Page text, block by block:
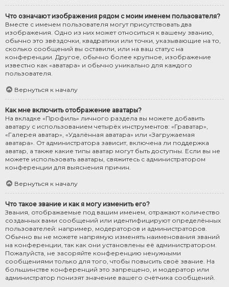
Что означают изображения рядом с моим именем пользователя?
Вместе с именем пользователя могут присутствовать два
изображения. Одно из них может относиться к вашему званию,
обычно это звёздочки, квадратики или точки, указывающие на то,
сколько сообщений вы оставили, или на ваш статус на
конференции. Другое, обычно более крупное, изображение
известно как «аватара» и обычно уникально для каждого
пользователя.
Вернуться к началу
Как мне включить отображение аватары?
На вкладке «Профиль» личного раздела вы можете добавить
аватару с использованием четырёх инструментов: «Граватар»,
«Галерея аватар», «Удалённая аватара» или «Загружаемая
аватара». От администратора зависит, включена ли поддержка
аватар, а также какие типы аватар могут быть доступны. Если вы не
можете использовать аватары, свяжитесь с администратором
конференции для выяснения причин.
Вернуться к началу
Что такое звание и как я могу изменить его?
Звания, отображаемые под вашим именем, отражают количество
созданных вами сообщений или идентифицируют определённых
пользователей: например, модераторов и администраторов.
Обычно вы не можете напрямую изменять наименования званий
на конференции, так как они установлены её администратором.
Пожалуйста, не засоряйте конференцию ненужными
сообщениями только для того, чтобы повысить своё звание. На
большинстве конференций это запрещено, и модератор или
администратор понизят значение вашего счётчика сообщений.